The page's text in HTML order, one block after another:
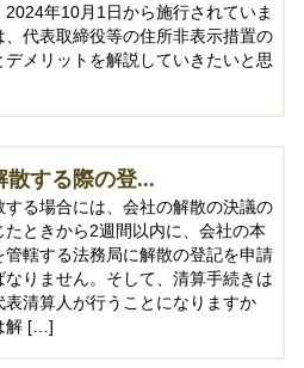
2024年10月1日から施行されていま
、代表取締役等の住所非表示措置の
デメリットを解説していきたいと思
散する際の登...
する場合には、会社の解散の決議の
たときから2週間以内に、会社の本
管轄する法務局に解散の登記を申請
なりません。そして、清算手続きは
表清算人が行うことになりますか
解 […]